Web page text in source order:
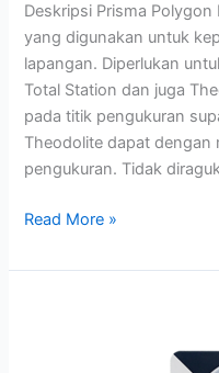
Deskripsi Prisma
yang digunakan untuk
lapangan. Diperlukan
Total Station dan juga
pada titik pengukuran
Theodolite dapat dengan
pengukuran. Tidak
Read More »